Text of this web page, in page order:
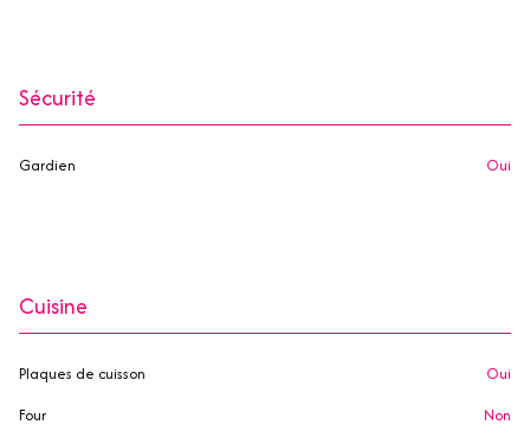
Sécurité
Gardien oui
Cuisine
Plaques de cuisson
oui
Four
non